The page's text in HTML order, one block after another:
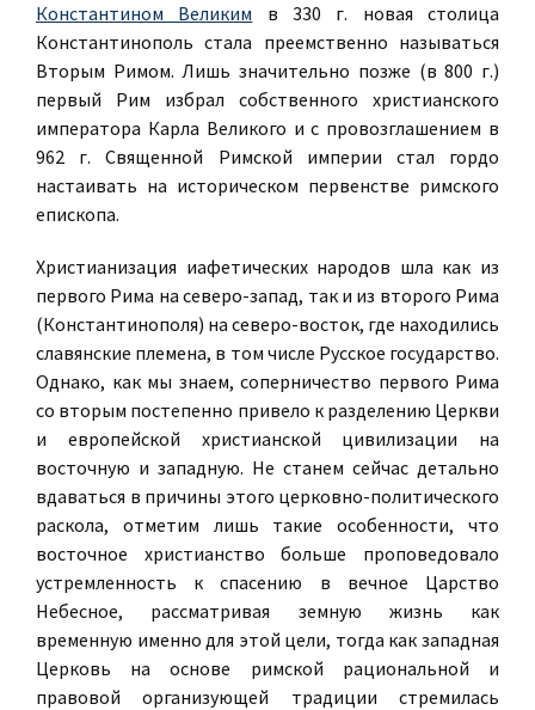
Константином Великим в 330 г. новая столица
Константинополь стала преемственно называться
Вторым Римом. Лишь значительно позже (в 800 г.)
первый Рим избрал собственного христианского
императора Карла Великого и с провозглашением в
962 г. Священной Римской империи стал гордо
настаивать на историческом первенстве римского
епископа.
Христианизация иафетических народов шла как из
первого Рима на северо-запад, так и из второго Рима
(Константинополя) на северо-восток, где находились
славянские племена, в том числе Русское государство.
Однако, как мы знаем, соперничество первого Рима
со вторым постепенно привело к разделению Церкви
и европейской христианской цивилизации на
восточную и западную. Не станем сейчас детально
вдаваться в причины этого церковно-политического
раскола, отметим лишь такие особенности, что
восточное христианство больше проповедовало
устремленность к спасению в вечное Царство
Небесное, рассматривая земную жизнь как
временную именно для этой цели, тогда как западная
Церковь на основе римской рациональной и
правовой организующей традиции стремилась